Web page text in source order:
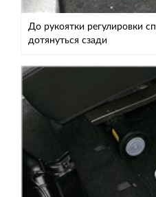
До рукоятки регулировки
дотянуться сзади